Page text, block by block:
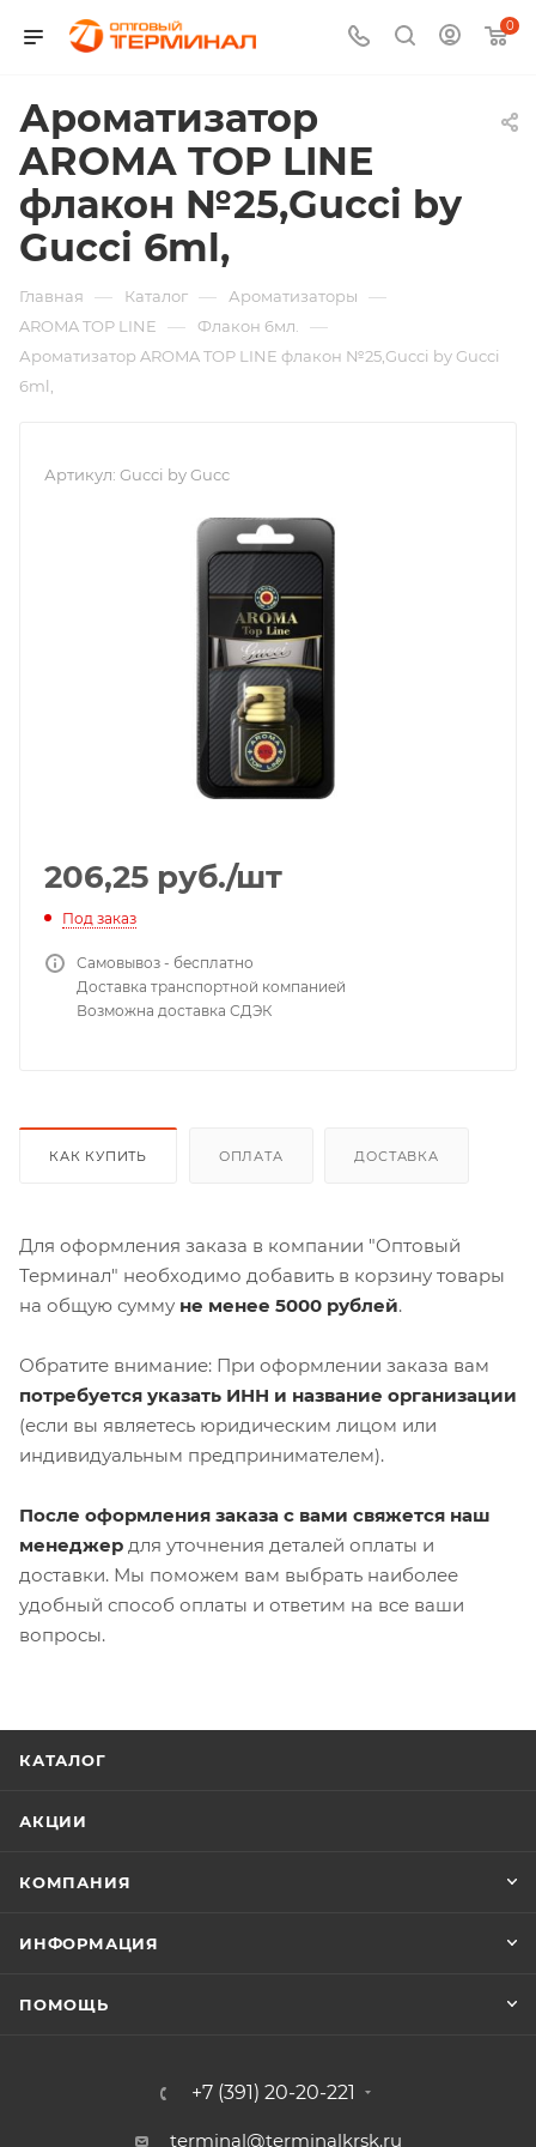
0
Ароматизатор
AROMA TOP LINE
флакон №25,Gucci by
Gucci 6ml,
Главная — Каталог — Ароматизаторы —
AROMA TOP LINE — Флакон 6мл. —
Ароматизатор AROMA TOP LINE флакон №25,Gucci by Gucci
6ml,
Артикул: Gucci by Gucc
206,25 руб./шт
Под заказ
Самовывоз - бесплатно
Доставка транспортной компанией
Возможна доставка СДЭК
КАК КУПИТЬ ОПЛАТА ДОСТАВКА
Для оформления заказа в компании "Оптовый
Терминал" необходимо добавить в корзину товары
на общую сумму не менее 5000 рублей.
Обратите внимание: При оформлении заказа вам
потребуется указать ИНН и название организации
(если вы являетесь юридическим лицом или
индивидуальным предпринимателем).
После оформления заказа с вами свяжется наш
менеджер для уточнения деталей оплаты и
доставки. Мы поможем вам выбрать наиболее
удобный способ оплаты и ответим на все ваши
вопросы.
КАТАЛОГ
АКЦИИ
КОМПАНИЯ
ИНФОРМАЦИЯ
ПОМОЩЬ
+7 (391) 20-20-221
terminal@terminalkrsk.ru